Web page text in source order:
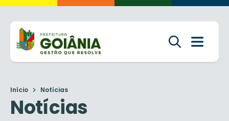
Início Notícias
Notícias